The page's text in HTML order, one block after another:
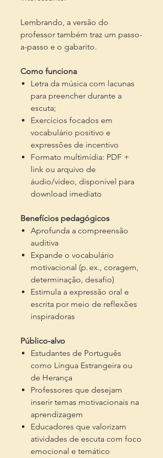
Lembrando, a versão do
professor também traz um passo-
a-passo e o gabarito.
Como funciona
Letra da música com lacunas
para preencher durante a
escuta;
Exercícios focados em
vocabulário positivo e
expressões de incentivo
Formato multimídia: PDF +
link ou arquivo de
áudio/vídeo, disponível para
download imediato
Benefícios pedagógicos
Aprofunda a compreensão
auditiva
Expande o vocabulário
motivacional (p. ex., coragem,
determinação, desafio)
Estimula a expressão oral e
escrita por meio de reflexões
inspiradoras
Público‑alvo
Estudantes de Português
como Língua Estrangeira ou
de Herança
Professores que desejam
inserir temas motivacionais na
aprendizagem
Educadores que valorizam
atividades de escuta com foco
emocional e temático